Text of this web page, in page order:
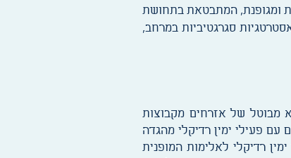
ומגופנת, המתבטאת בתחושת
סגרגטיביות במרחב,
מבוטל של אזרחים מקבוצות
על 20 ראיונות עומק חצי-מובנים עם פעילי ימין רדיקלי מהגדה
ימין רדיקלי לאלימות המופנית